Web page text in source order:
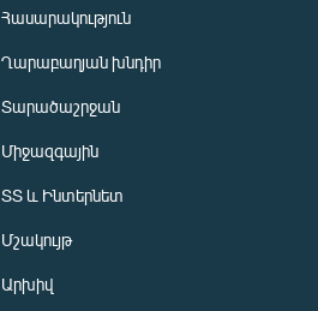
Հասարակություն
Ղարաբաղյան խնդիր
Տարածաշրջան
Միջազգային
ՏՏ և Ինտերնետ
Մշակույթ
Արխիվ